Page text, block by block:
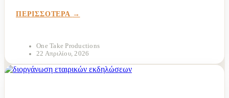
κρίσιμο εργαλείο για εταιρείες και event planners που...
ΠΕΡΙΣΣΟΤΕΡΑ
One Take Productions
22 Απριλίου, 2026